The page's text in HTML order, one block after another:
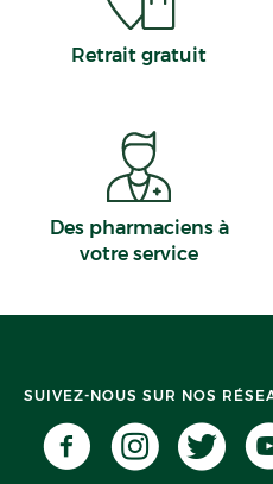
Retrait gratuit
Des pharmaciens à
votre service
SUIVEZ-NOUS SUR NOS